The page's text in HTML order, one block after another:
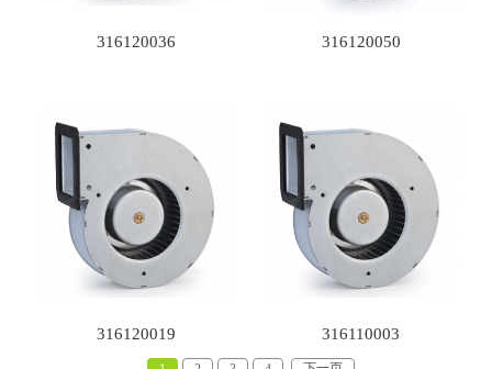
316120036 316120050
316120019 316110003